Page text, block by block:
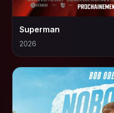
Superman
2026